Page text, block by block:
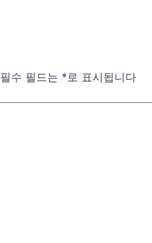
필수 필드는 *로 표시됩니다